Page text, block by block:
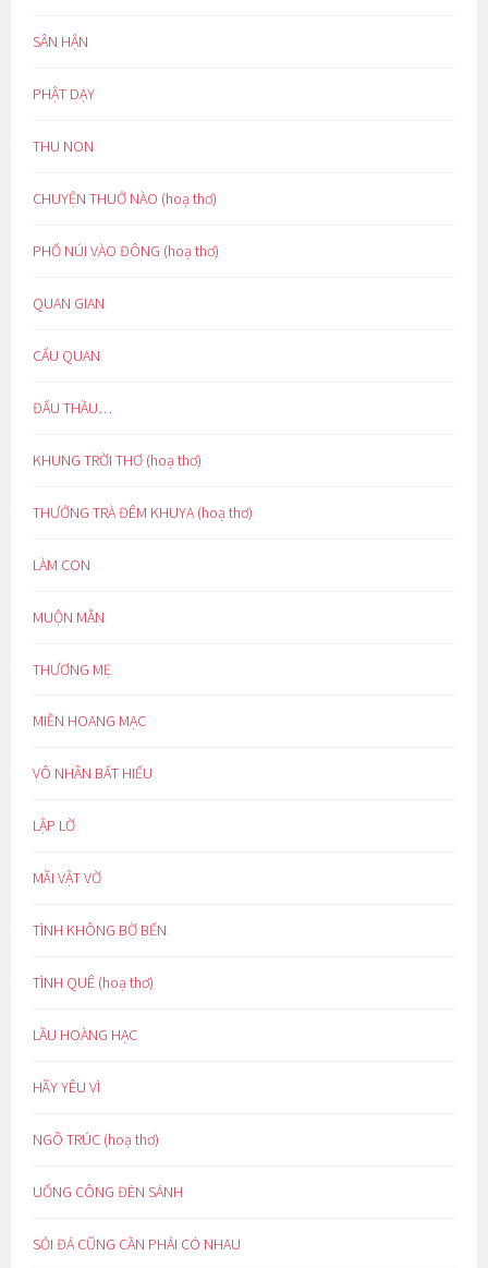
SÂN HẬN
PHẬT DẠY
THU NON
CHUYỆN THUỞ NÀO (hoạ thơ)
PHỐ NÚI VÀO ĐÔNG (hoạ thơ)
QUAN GIAN
CẨU QUAN
ĐẤU THẦU…
KHUNG TRỜI THƠ (hoạ thơ)
THƯỞNG TRÀ ĐÊM KHUYA (hoạ thơ)
LÀM CON
MUỘN MẰN
THƯƠNG MẸ
MIỀN HOANG MẠC
VÔ NHÂN BẤT HIẾU
LẬP LỜ
MÃI VẬT VỜ
TÌNH KHÔNG BỜ BẾN
TÌNH QUÊ (hoạ thơ)
LẦU HOÀNG HẠC
HÃY YÊU VÌ
NGÕ TRÚC (hoạ thơ)
UỔNG CÔNG ĐÈN SÁNH
SỎI ĐÁ CŨNG CẦN PHẢI CÓ NHAU